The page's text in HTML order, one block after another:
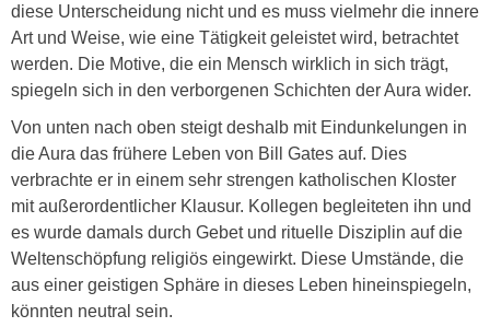
diese Unterscheidung nicht und es muss vielmehr die innere
Art und Weise, wie eine Tätigkeit geleistet wird, betrachtet
werden. Die Motive, die ein Mensch wirklich in sich trägt,
spiegeln sich in den verborgenen Schichten der Aura wider.
Von unten nach oben steigt deshalb mit Eindunkelungen in
die Aura das frühere Leben von Bill Gates auf. Dies
verbrachte er in einem sehr strengen katholischen Kloster
mit außerordentlicher Klausur. Kollegen begleiteten ihn und
es wurde damals durch Gebet und rituelle Disziplin auf die
Weltenschöpfung religiös eingewirkt. Diese Umstände, die
aus einer geistigen Sphäre in dieses Leben hineinspiegeln,
könnten neutral sein.